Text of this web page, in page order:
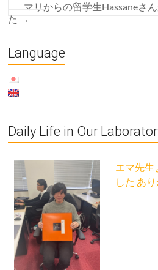
マリからの留学生Hassaneさ
た →
Language
Daily Life in Our
エマ先生
した あ